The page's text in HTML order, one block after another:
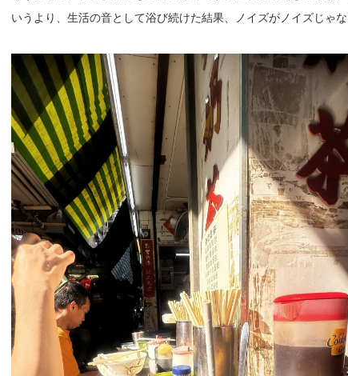
いうより、生活の音として浴び続けた結果、ノイズがノイズじゃな